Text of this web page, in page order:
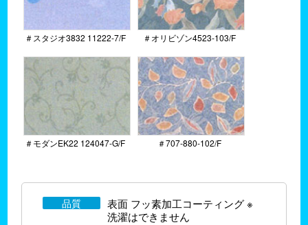
＃スタジオ3832 11222-7/F ＃オリビゾン4523-103/F
＃モダンEK22 124047-G/F ＃707-880-102/F
品質
表面 フッ素加工コーティング ※
洗濯はできません